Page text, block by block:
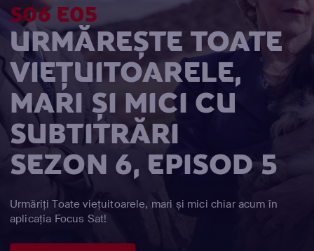
S06 E05
URMĂREȘTE TOATE
VIEȚUITOARELE,
MARI ȘI MICI CU
SUBTITRĂRI
SEZON 6, EPISOD 5
Urmăriți Toate viețuitoarele, mari și mici chiar acum în
aplicația Focus Sat!